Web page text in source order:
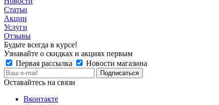
Статьи
Акции
Услуги
Отзывы
Будьте всегда в курсе!
Узнавайте о скидках и акциях первым
Первая рассылка
Новости магазина
Оставайтесь на связи
Вконтакте